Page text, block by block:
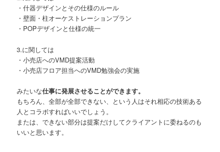
・什器デザインとその仕様のルール
・壁面・柱オーケストレーションプラン
・POPデザインと仕様の統一
3.に関しては
・小売店へのVMD提案活動
・小売店フロア担当へのVMD勉強会の実施
みたいな仕事に発展させることができます。
もちろん、全部が全部できない、という人はそれ相応の技術ある
人とコラボすればいいでしょう。
または、できない部分は提案だけしてクライアントに委ねるのも
いいと思います。